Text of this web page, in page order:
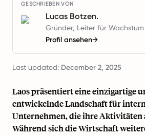
GESCHRIEBEN VON
Lucas Botzen.
Gründer, Leiter für Wachstum
Profil ansehen→
Last updated: December 2, 2025
Laos präsentiert eine einzigartige
entwickelnde Landschaft für
Unternehmen, die ihre Aktivitäten
Während sich die Wirtschaft